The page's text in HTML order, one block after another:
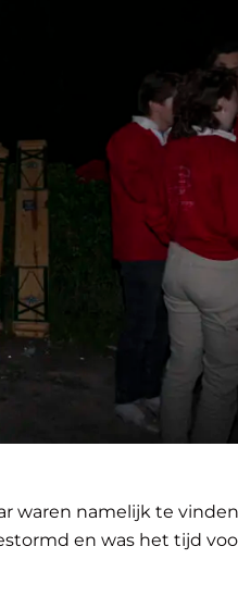
waren namelijk te vinden
en was het tijd